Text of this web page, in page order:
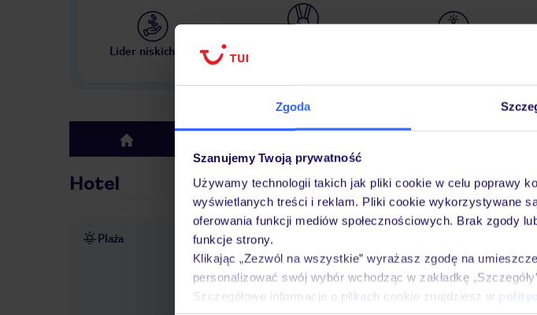
Zgoda
Szanujemy Twoją prywatność
Używamy technologii takich jak pliki cookie w celu poprawy
wyświetlanych treści i reklam. Pliki cookie wykorzystywane
oferowania funkcji mediów społecznościowych. Brak zgody
funkcje strony.
Klikając „Zezwól na wszystkie” wyrażasz zgodę na
personalizować swój wybór wchodząc w zakładkę
Szczegółowe informacje o plikach cookie znajdziesz w
Lider niskich cen
top
Hotel
Plaża bezpośrednio przy plaży S'Argamassa
opłatą, dostępność nie jest gwarantowana, zależna od decyzji
opłatą, dostępność nie jest gwarantowana, zależna od decyzji
cenie
łóżka balijskie za opłatą platforma kąpielowa